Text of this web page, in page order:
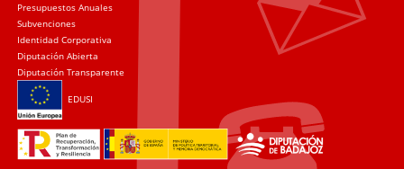
Presupuestos Anuales
Subvenciones
Identidad Corporativa
Diputación Abierta
Diputación Transparente
EDUSI